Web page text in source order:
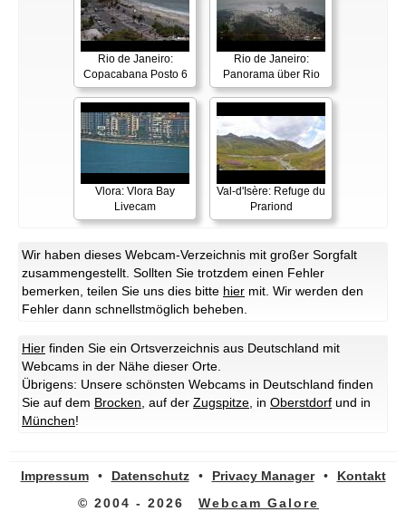
Rio de Janeiro:
Copacabana Posto 6
Rio de Janeiro:
Panorama über Rio
Vlora: Vlora Bay
Livecam
Val-d'Isère: Refuge du
Prariond
Wir haben dieses Webcam-Verzeichnis mit großer Sorgfalt
zusammengestellt. Sollten Sie trotzdem einen Fehler
bemerken, teilen Sie uns dies bitte hier mit. Wir werden den
Fehler dann schnellstmöglich beheben.
Hier finden Sie ein Ortsverzeichnis aus Deutschland mit
Webcams in der Nähe dieser Orte.
Übrigens: Unsere schönsten Webcams in Deutschland finden
Sie auf dem Brocken, auf der Zugspitze, in Oberstdorf und in
München!
Impressum • Datenschutz • Privacy Manager •
Kontakt
© 2004 - 2026
Webcam Galore